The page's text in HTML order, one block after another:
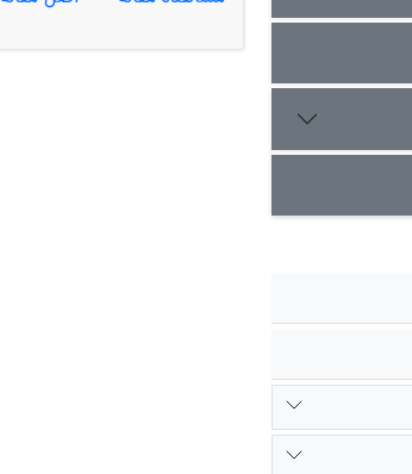
مترمکعب بر ثانیه و 6/6 تا 4/32 میلیون مترمکعب متغیر می‌باشد.